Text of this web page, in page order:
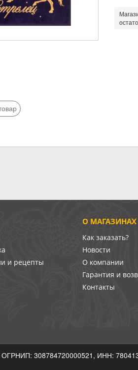
О МАГАЗИНАХ
Как заказать?
Новости
О компании
Гарантия и
Контакты
и рецепты
308784720000521, ИНН: